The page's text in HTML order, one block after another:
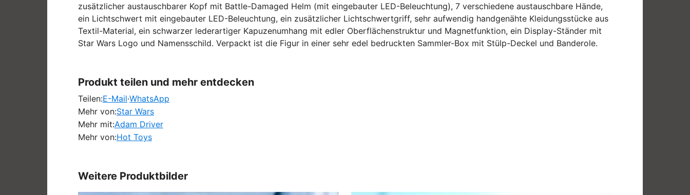
zusätzlicher austauschbarer Kopf mit Battle-Damaged Helm (mit eingebauter LED-Beleuchtung), 7 verschiedene austauschbare Hände,
ein Lichtschwert mit eingebauter LED-Beleuchtung, ein zusätzlicher Lichtschwertgriff, sehr aufwendig handgenähte Kleidungsstücke aus
Textil-Material, ein schwarzer lederartiger Kapuzenumhang mit edler Oberflächenstruktur und Magnetfunktion, ein Display-Ständer mit
Star Wars Logo und Namensschild. Verpackt ist die Figur in einer sehr edel bedruckten Sammler-Box mit Stülp-Deckel und Banderole.
Produkt teilen und mehr entdecken
Teilen:E-Mail·WhatsApp
Mehr von:Star Wars
Mehr mit:Adam Driver
Mehr von:Hot Toys
Weitere Produktbilder